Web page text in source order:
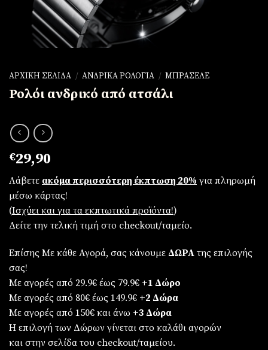
ΑΡΧΙΚΉ ΣΕΛΊΔΑ / ΑΝΔΡΙΚΆ ΡΟΛΌΓΙΑ / ΜΠΡΑΣΕΛΈ
Ρολόι ανδρικό από ατσάλι
€29,90
Λάβετε ακόμα περισσότερη έκπτωση 20% για πληρωμή
μέσω κάρτας!
(Iσχύει και για τα εκπτωτικά προϊόντα!)
Δείτε την τελική τιμή στο checkout/ταμείο.
Επίσης Με κάθε Αγορά, σας κάνουμε ΔΩΡΑ της επιλογής
σας!
Με αγορές από 29.9€ έως 79.9€ +1 Δώρο
Με αγορές από 80€ έως 149.9€ +2 Δώρα
Με αγορές από 150€ και άνω +3 Δώρα
Η επιλογή των Δώρων γίνεται στο καλάθι αγορών
και στην σελίδα του checkout/ταμείου.